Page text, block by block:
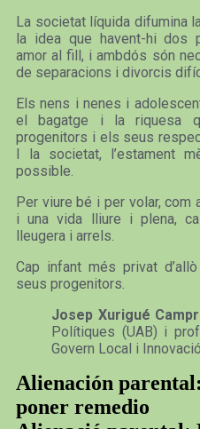
La societat líquida difumina
la idea que havent-hi dos
amor al fill, i ambdós són
de separacions i divorcis
Els nens i nenes i
el bagatge i la riquesa
progenitors i els seus
I la societat, l’estament
possible.
Per viure bé i per volar, com
i una vida lliure i plena,
lleugera i arrels.
Cap infant més privat
seus progenitors.
Josep Xurigué
Polítiques (UAB) i
Govern Local i
Alienación
poner remedio